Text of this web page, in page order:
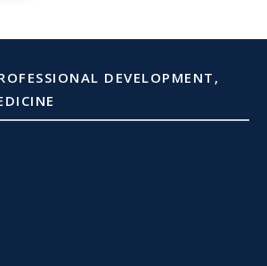
DEVELOPMENT,